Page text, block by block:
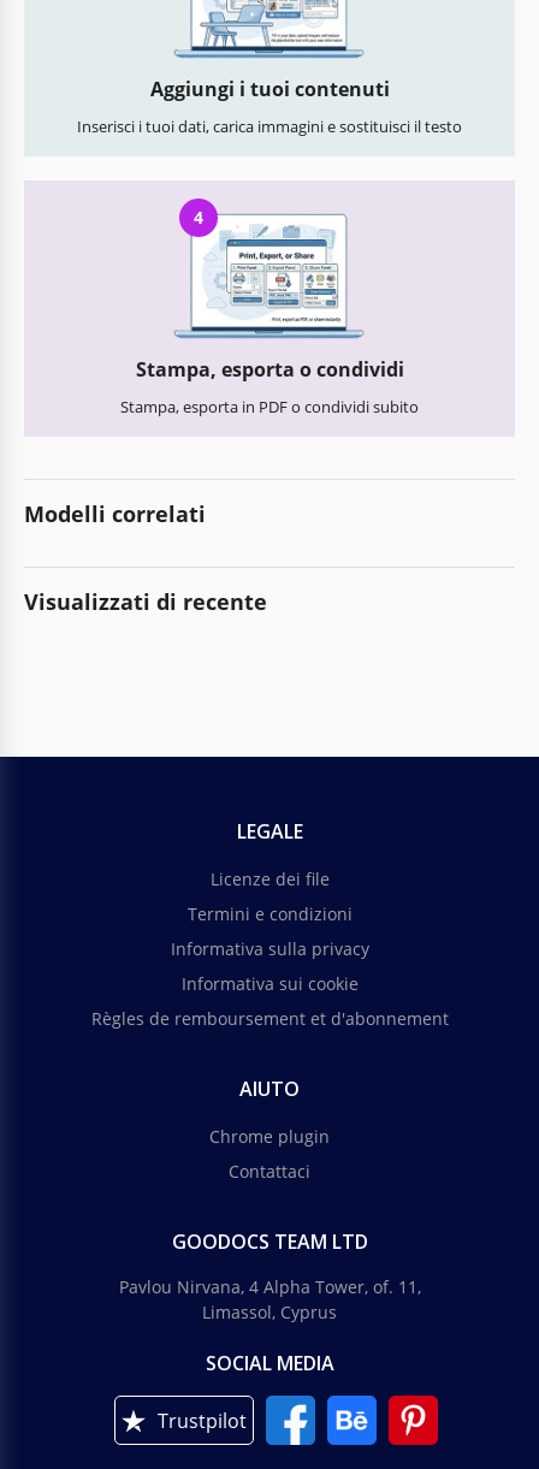
Aggiungi i tuoi contenuti
Inserisci i tuoi dati, carica immagini e sostituisci il testo
4
Stampa, esporta o condividi
Stampa, esporta in PDF o condividi subito
Modelli correlati
Visualizzati di recente
LEGALE
Licenze dei file
Termini e condizioni
Informativa sulla privacy
Informativa sui cookie
Règles de remboursement et d'abonnement
AIUTO
Chrome plugin
Contattaci
GOODOCS TEAM LTD
Pavlou Nirvana, 4 Alpha Tower, of. 11,
Limassol, Cyprus
SOCIAL MEDIA
Trustpilot